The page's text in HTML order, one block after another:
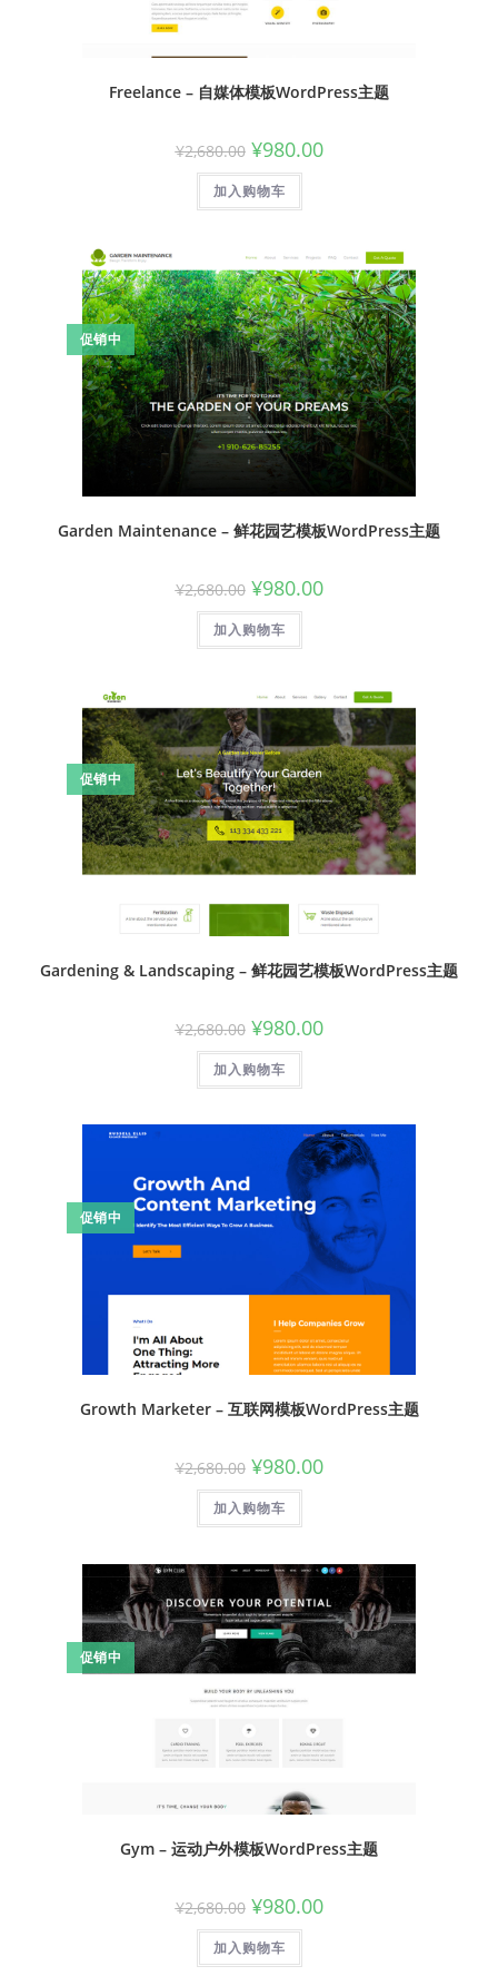
Freelance – 自媒体模板WordPress主题
¥2,680.00 ¥980.00
加入购物车
促销中
Garden Maintenance – 鲜花园艺模板WordPress主题
¥2,680.00 ¥980.00
加入购物车
促销中
Gardening & Landscaping – 鲜花园艺模板WordPress主题
¥2,680.00 ¥980.00
加入购物车
促销中
Growth Marketer – 互联网模板WordPress主题
¥2,680.00 ¥980.00
加入购物车
促销中
Gym – 运动户外模板WordPress主题
¥2,680.00 ¥980.00
加入购物车